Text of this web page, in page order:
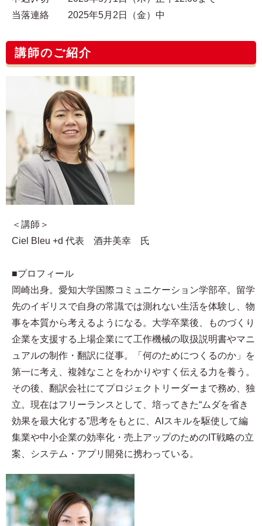
当落連絡 2025年5月2日（金）中
講師のご紹介
＜講師＞
Ciel Bleu +d 代表 酒井美幸 氏
■プロフィール​
岡崎出身。愛知大学国際コミュニケーション学部卒。留学
先のイギリスで自身の常識では測れない生活を体験し、物
事を本質から考えるようになる。大学卒業後、ものづくり
企業を支援する上場企業にて工作機械の取扱説明書やマニ
ュアルの制作・翻訳に従事。「何のためにつくるのか」を
第一に考え、複雑なことをわかりやすく伝える力を養う。
その後、翻訳会社にてプロジェクトリーダーまで務め、独
立。現在はフリーランスとして、培ってきた“ムダを省き
効果を最大化する”思考をもとに、AIスキルを駆使して編
集業や中小企業の効率化・売上アップのためのIT戦略の立
案、システム・アプリ開発に携わっている。